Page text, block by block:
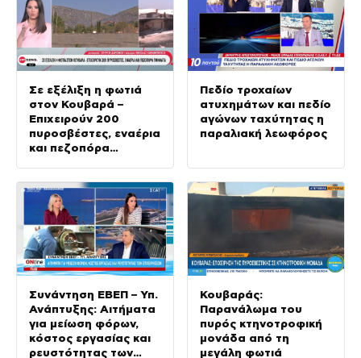
Σε εξέλιξη η φωτιά
στον Κουβαρά –
Επιχειρούν 200
πυροσβέστες, εναέρια
και πεζοπόρα
Πεδίο τροχαίων
ατυχημάτων και πεδίο
αγώνων ταχύτητας η
παραλιακή λεωφόρος
Συνάντηση ΕΒΕΠ – Υπ.
Ανάπτυξης: Αιτήματα
για μείωση φόρων,
κόστος εργασίας και
ρευστότητας των
Κουβαράς:
Παρανάλωμα του
πυρός κτηνοτροφική
μονάδα από τη
μεγάλη φωτιά